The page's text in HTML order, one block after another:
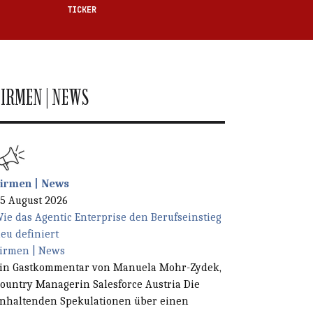
TICKER
Feld.
| NEWS
| News
August 2026
das Agentic Enterprise den Berufseinstieg
definiert
| News
Gastkommentar von Manuela Mohr-Zydek,
Managerin Salesforce Austria Die
Spekulationen über einen